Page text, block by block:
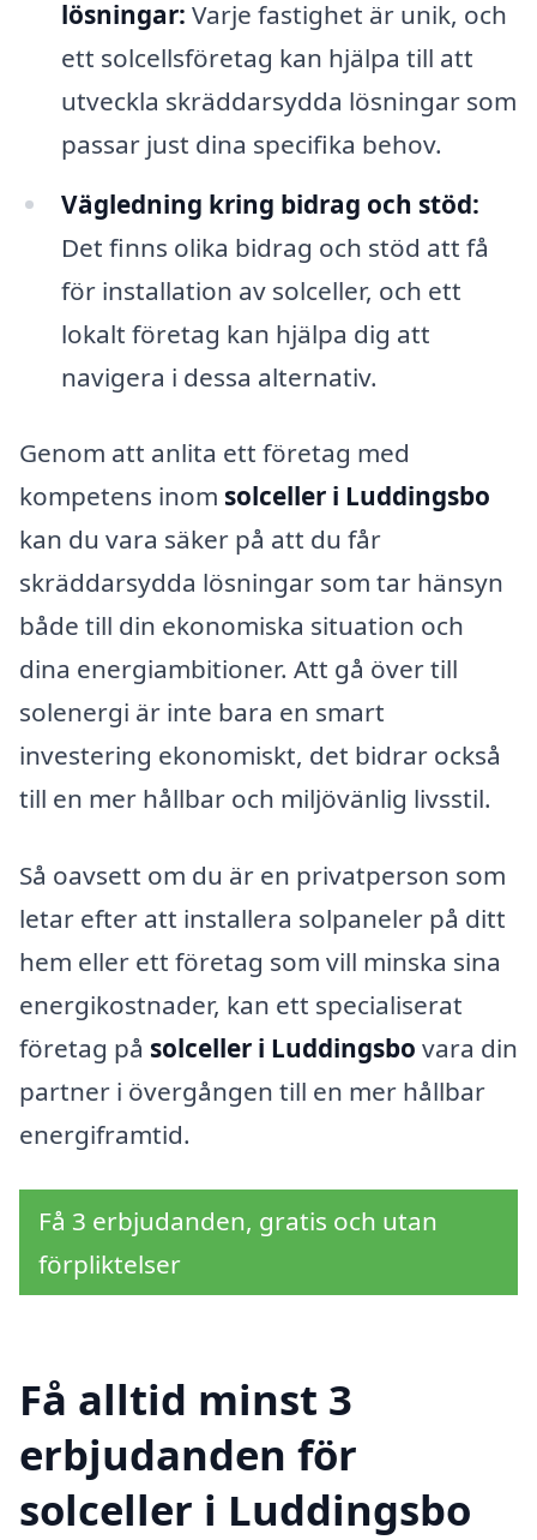
lösningar: Varje fastighet är unik, och
ett solcellsföretag kan hjälpa till att
utveckla skräddarsydda lösningar som
passar just dina specifika behov.
Vägledning kring bidrag och stöd:
Det finns olika bidrag och stöd att få
för installation av solceller, och ett
lokalt företag kan hjälpa dig att
navigera i dessa alternativ.
Genom att anlita ett företag med
kompetens inom solceller i Luddingsbo
kan du vara säker på att du får
skräddarsydda lösningar som tar hänsyn
både till din ekonomiska situation och
dina energiambitioner. Att gå över till
solenergi är inte bara en smart
investering ekonomiskt, det bidrar också
till en mer hållbar och miljövänlig livsstil.
Så oavsett om du är en privatperson som
letar efter att installera solpaneler på ditt
hem eller ett företag som vill minska sina
energikostnader, kan ett specialiserat
företag på solceller i Luddingsbo vara din
partner i övergången till en mer hållbar
energiframtid.
Få 3 erbjudanden, gratis och utan
förpliktelser
Få alltid minst 3
erbjudanden för
solceller i Luddingsbo